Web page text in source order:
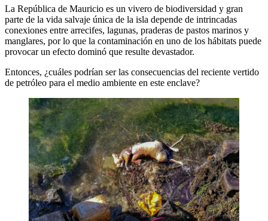
La República de Mauricio es un vivero de biodiversidad y gran
parte de la vida salvaje única de la isla depende de intrincadas
conexiones entre arrecifes, lagunas, praderas de pastos marinos y
manglares, por lo que la contaminación en uno de los hábitats puede
provocar un efecto dominó que resulte devastador.
Entonces, ¿cuáles podrían ser las consecuencias del reciente vertido
de petróleo para el medio ambiente en este enclave?